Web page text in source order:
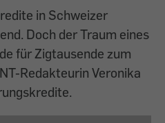
in Schweizer
Doch der Traum eines
für Zigtausende zum
Redakteurin Veronika